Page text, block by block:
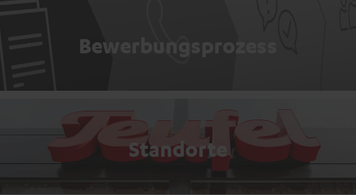
Bewerbungsprozess
Standorte